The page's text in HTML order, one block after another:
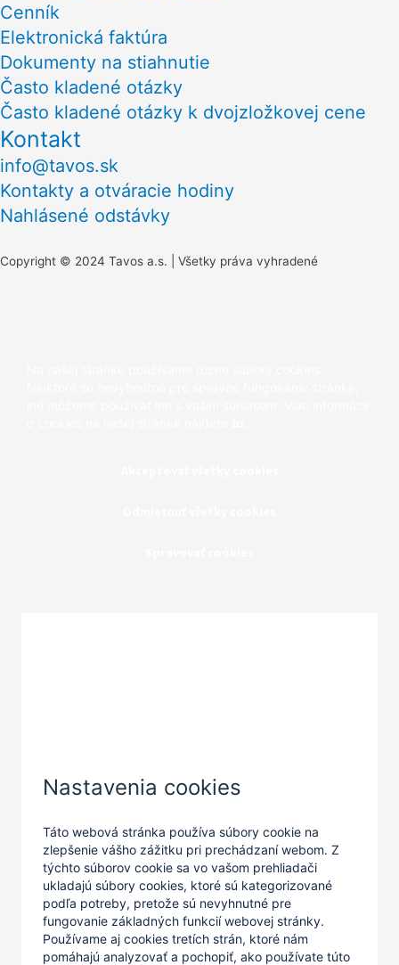
Cenník
Elektronická faktúra
Dokumenty na stiahnutie
Často kladené otázky
Často kladené otázky k dvojzložkovej cene
Kontakt
info@tavos.sk
Kontakty a otváracie hodiny
Nahlásené odstávky
Copyright © 2024 Tavos a.s. | Všetky práva vyhradené
Nastavenia cookies
Táto webová stránka používa súbory cookie na
zlepšenie vášho zážitku pri prechádzaní webom. Z
týchto súborov cookie sa vo vašom prehliadači
ukladajú súbory cookies, ktoré sú kategorizované
podľa potreby, pretože sú nevyhnutné pre
fungovanie základných funkcií webovej stránky.
Používame aj cookies tretích strán, ktoré nám
pomáhajú analyzovať a pochopiť, ako používate túto